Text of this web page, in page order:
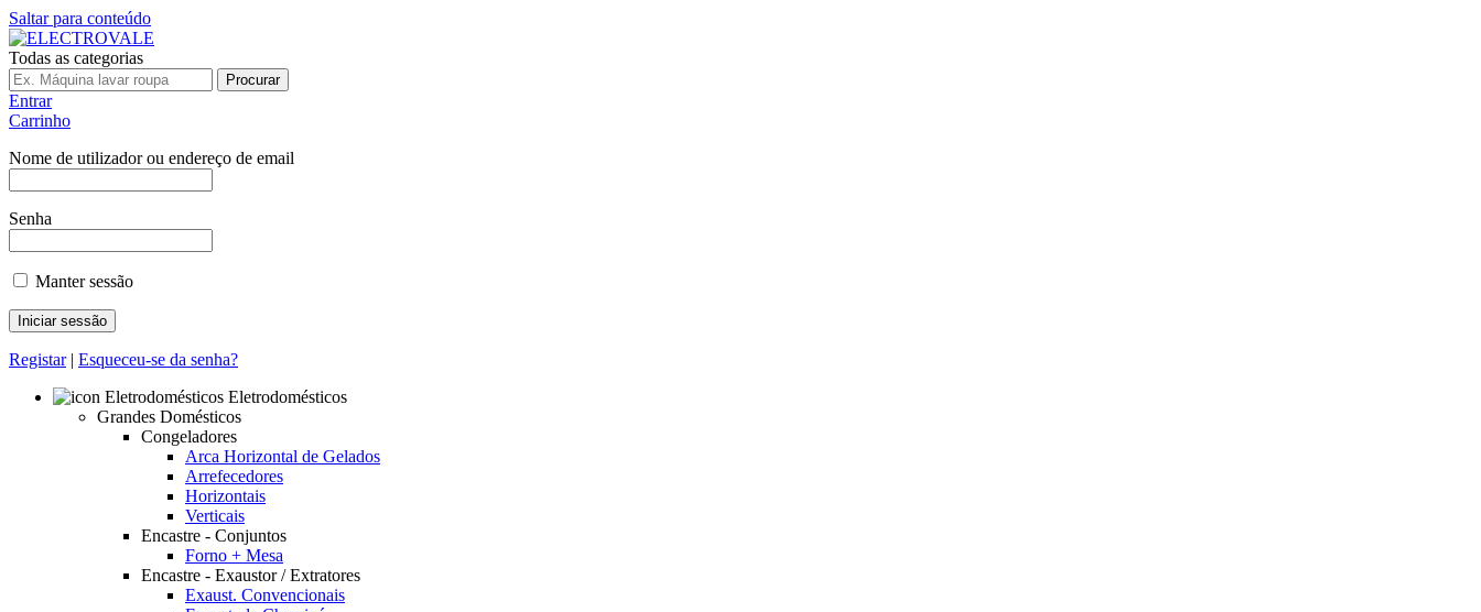
Saltar para conteúdo
Todas as categorias
Procurar
Entrar
Carrinho
Nome de utilizador ou endereço de email
Senha
Manter sessão
Registar| Esqueceu-se da senha?
Eletrodomésticos
Grandes Domésticos
Congeladores
Arca Horizontal de Gelados
Arrefecedores
Horizontais
Verticais
Encastre - Conjuntos
Forno + Mesa
Encastre - Exaustor / Extratores
Exaust. Convencionais